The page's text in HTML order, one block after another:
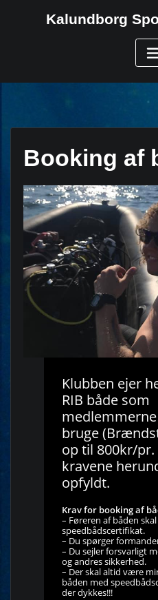
Kalundborg
Booking af
Klubben ejer
RIB både som
bruge
op til 800kr/
kravene
opfyldt.
Krav for booking af
– Føreren af båden
speedbådscertifikat.
– Du spørger
– Du sejler forsvarligt
og andres sikkerhed.
– Der skal altid være
båden med
der dykkes!!!